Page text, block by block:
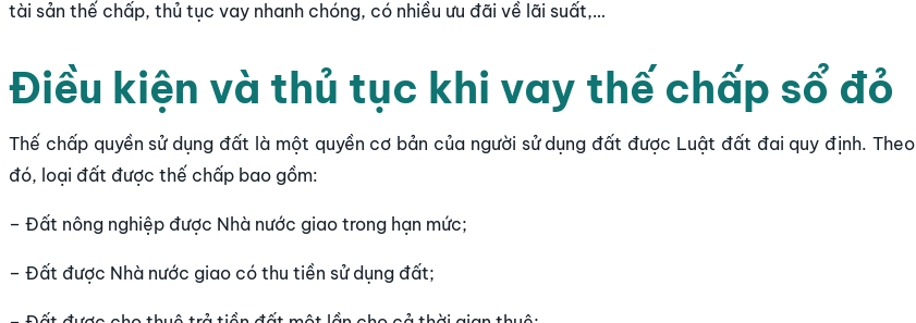
tài sản thế chấp, thủ tục vay nhanh chóng, có nhiều ưu đãi về lãi suất,…
Điều kiện và thủ tục khi vay thế chấp sổ đỏ
Thế chấp quyền sử dụng đất là một quyền cơ bản của người sử dụng đất được Luật đất đai quy định. Theo
đó, loại đất được thế chấp bao gồm:
– Đất nông nghiệp được Nhà nước giao trong hạn mức;
– Đất được Nhà nước giao có thu tiền sử dụng đất;